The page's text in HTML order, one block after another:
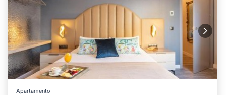
Apartamento